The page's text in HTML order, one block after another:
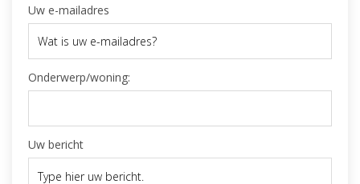
Uw e-mailadres
Onderwerp/woning:
Uw bericht